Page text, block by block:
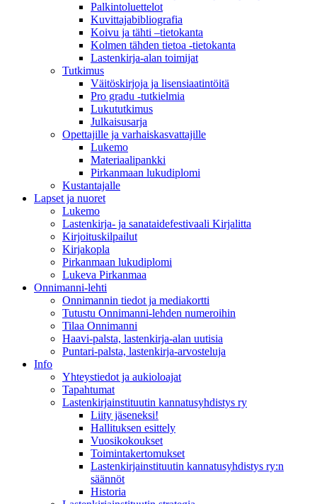
Palkintoluettelot
Kuvittaja­bibliografia
Koivu ja tähti –tietokanta
Kolmen tähden tietoa -tietokanta
Lastenkirja-alan toimijat
Tutkimus
Väitöskirjoja ja lisensiaatintöitä
Pro gradu -tutkielmia
Lukututkimus
Julkaisusarja
Opettajille ja varhaiskasvattajille
Lukemo
Materiaalipankki
Pirkanmaan lukudiplomi
Kustantajalle
Lapset ja nuoret
Lukemo
Lastenkirja- ja sanataidefestivaali Kirjalitta
Kirjoituskilpailut
Kirjakopla
Pirkanmaan lukudiplomi
Lukeva Pirkanmaa
Onnimanni-lehti
Onnimannin tiedot ja mediakortti
Tutustu Onnimanni-lehden numeroihin
Tilaa Onnimanni
Haavi-palsta, lastenkirja-alan uutisia
Puntari-palsta, lastenkirja-arvosteluja
Info
Yhteystiedot ja aukioloajat
Tapahtumat
Lastenkirjainstituutin kannatusyhdistys ry
Liity jäseneksi!
Hallituksen esittely
Vuosikokoukset
Toimintakertomukset
Lastenkirjainstituutin kannatusyhdistys ry:n
säännöt
Historia